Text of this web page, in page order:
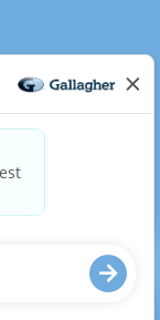
any part of
of this website?